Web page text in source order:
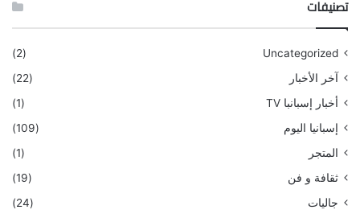
تصنيفات
Uncategorized
(2)
آخر الأخبار
(22)
أخبار إسبانبا TV
(1)
إسبانيا اليوم
(109)
المتجر
(1)
ثقافة و فن
(19)
جاليات
(24)